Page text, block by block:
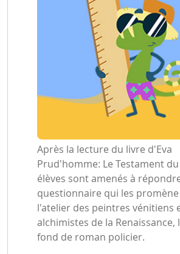
Après la lecture du livre d'Eva
Prud'homme: Le Testament
élèves sont amenés à
questionnaire qui les
l'atelier des peintres vénitiens
alchimistes de la
fond de roman policier.